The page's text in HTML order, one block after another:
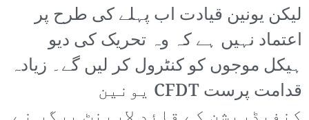
لیکن یونین قیادت اب پہلے کی طرح پر
اعتماد نہیں ہے کہ وہ تحریک کی دیو
ہیکل موجوں کو کنٹرول کر لیں گے۔ زیادہ
قدامت پرست CFDT یونین